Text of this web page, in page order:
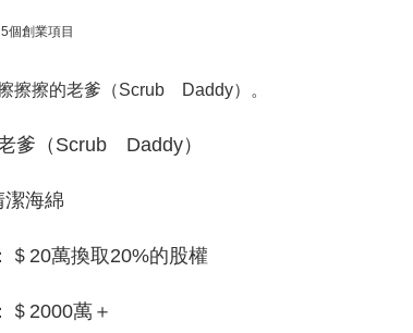
擦擦的老爹（Scrub Daddy）。
（Scrub Daddy）
海綿
20萬換取20%的股權
2000萬＋